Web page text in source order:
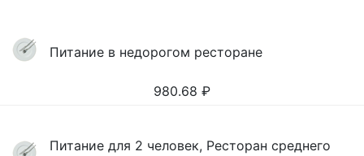
Питание в недорогом ресторане
980.68 ₽
Питание для 2 человек, Ресторан среднего